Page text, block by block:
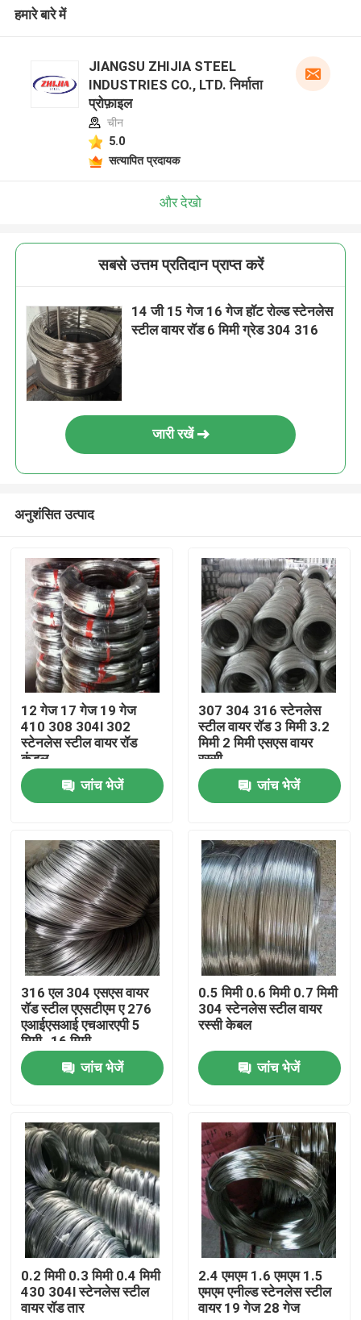
होम
हमारे बारे में
संपर्क
उत्पाद
स्टेनलेस स्टील गोल ट्यूब
स्टेनलेस स्टील का तार
एसएस स्क्वायर ट्यूब
निर्बाध स्टेनलेस स्टील पाइप
स्टेनलेस स्टील पट्टी
हमारे बारे में
JIANGSU ZHIJIA STEEL
INDUSTRIES CO., LTD. निर्माता
प्रोफ़ाइल
चीन
5.0
सत्यापित प्रदायक
और देखो
सबसे उत्तम प्रतिदान प्राप्त करें
14 जी 15 गेज 16 गेज हॉट रोल्ड स्टेनलेस
स्टील वायर रॉड 6 मिमी ग्रेड 304 316
जारी रखें
अनुशंसित उत्पाद
12 गेज 17 गेज 19 गेज
410 308 304l 302
स्टेनलेस स्टील वायर रॉड
कुंडल
जांच भेजें
307 304 316 स्टेनलेस
स्टील वायर रॉड 3 मिमी 3.2
मिमी 2 मिमी एसएस वायर
रस्सी
जांच भेजें
316 एल 304 एसएस वायर
रॉड स्टील एएसटीएम ए 276
एआईएसआई एचआरएपी 5
मिमी -16 मिमी
जांच भेजें
0.5 मिमी 0.6 मिमी 0.7 मिमी
304 स्टेनलेस स्टील वायर
रस्सी केबल
जांच भेजें
0.2 मिमी 0.3 मिमी 0.4 मिमी
430 304l स्टेनलेस स्टील
वायर रॉड तार
2.4 एमएम 1.6 एमएम 1.5
एमएम एनील्ड स्टेनलेस स्टील
वायर 19 गेज 28 गेज